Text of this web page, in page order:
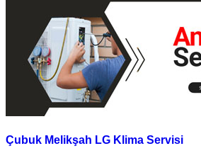
Çubuk Melikşah LG Klima Servisi